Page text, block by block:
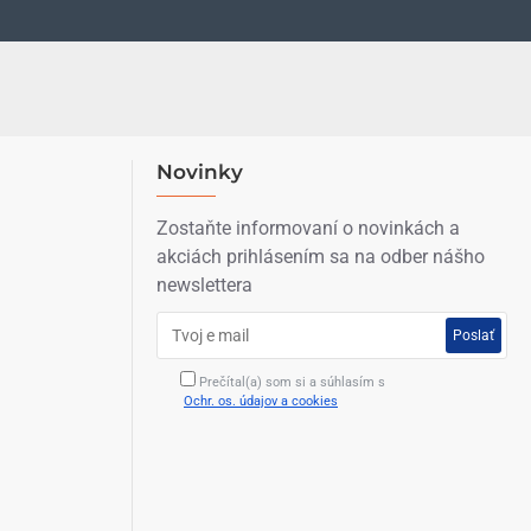
Novinky
Zostaňte informovaní o novinkách a
akciách prihlásením sa na odber nášho
newslettera
Poslať
Prečítal(a) som si a súhlasím s
Ochr. os. údajov a cookies